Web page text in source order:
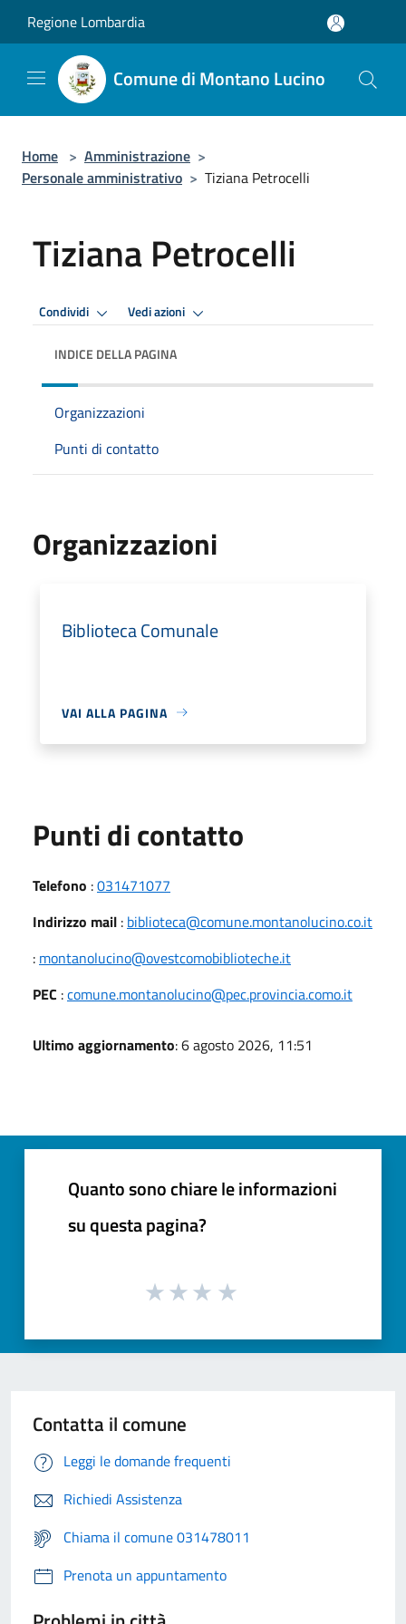
Regione Lombardia
Comune di Montano Lucino
Home > Amministrazione >
Personale amministrativo > Tiziana Petrocelli
Tiziana Petrocelli
Condividi Vedi azioni
INDICE DELLA PAGINA
Organizzazioni
Punti di contatto
Organizzazioni
Biblioteca Comunale
VAI ALLA PAGINA
Punti di contatto
Telefono :031471077
Indirizzo mail : biblioteca@comune.montanolucino.co.it
: montanolucino@ovestcomobiblioteche.it
PEC :comune.montanolucino@pec.provincia.como.it
Ultimo aggiornamento: 6 agosto 2026, 11:51
Quanto sono chiare le informazioni
su questa pagina?
Contatta il comune
Leggi le domande frequenti
Richiedi Assistenza
Chiama il comune 031478011
Prenota un appuntamento